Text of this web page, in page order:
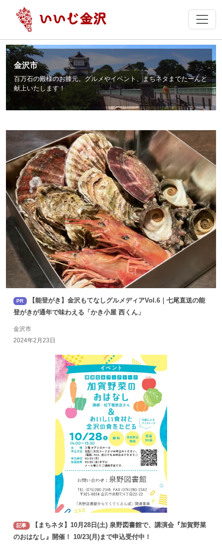
金沢市
百万石の殿様のお膝元。グルメやイベント、まちネタまでたーんと
献上いたします！
PR
【能登がき】金沢もてなしグルメディアVol.6｜七尾直送の能
登がきが通年で味わえる「かき小屋 西くん」
金沢市
2024年2月23日
記事
【まちネタ】10月28日(土) 泉野図書館で、講演会『加賀野菜
のおはなし』開催！ 10/23(月)まで申込受付中！